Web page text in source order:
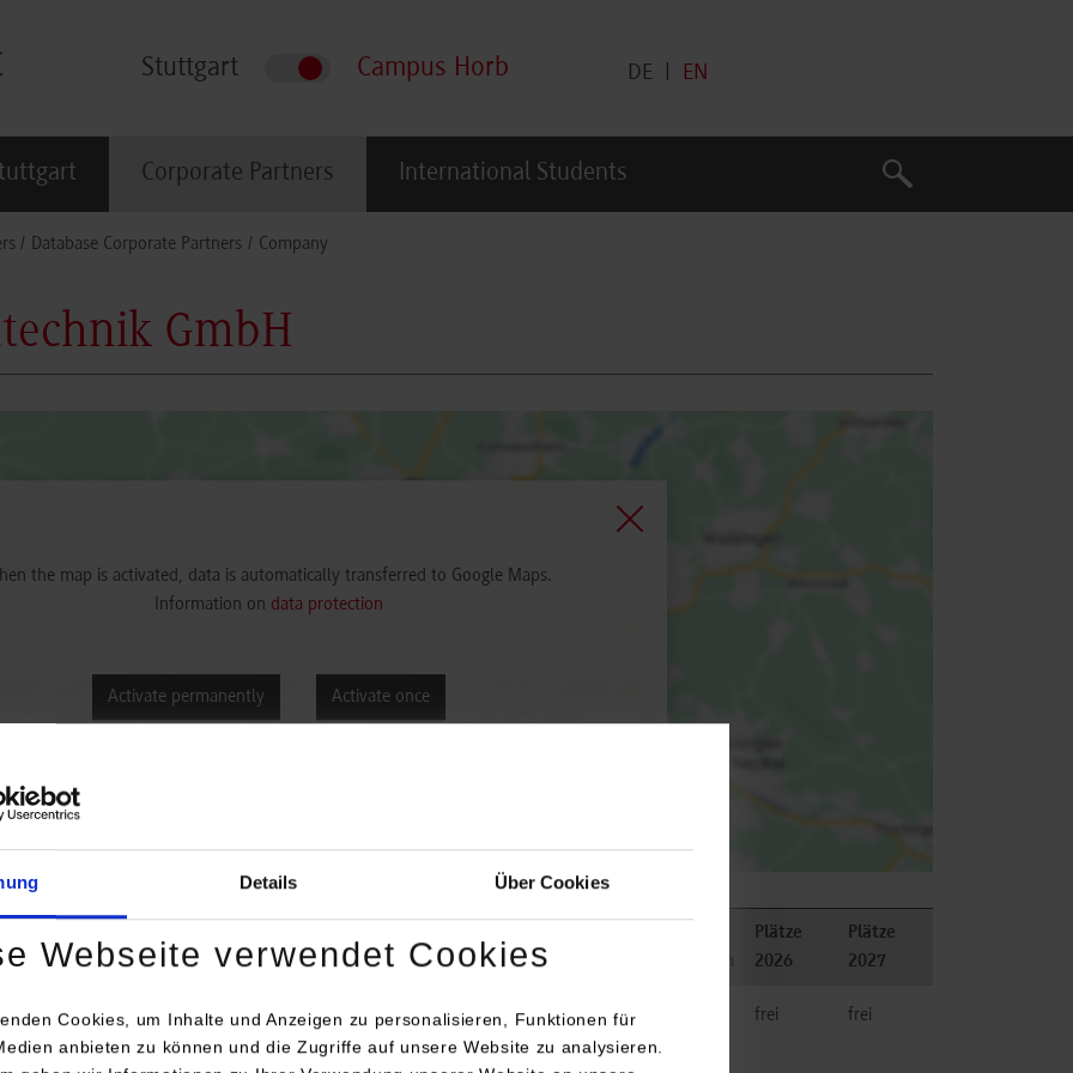
Details Über Cookies
Webseite verwendet Cookies
Cookies, um Inhalte und Anzeigen zu personalisieren, Funktionen für
anbieten zu können und die Zugriffe auf unsere Website zu analysieren.
Stuttgart Campus Horb DE EN
Corporate Partners International Students
Search
Search
Database Corporate Partners Company
GmbH
the map is activated, data is automatically transferred to Google Maps.
Information on data protection
Activate permanently Activate once
Anschrift / Ansprechperson
Plätze
2026
Plätze
2027
AERO-LIFT Vakuumtechnik
GmbH
frei frei